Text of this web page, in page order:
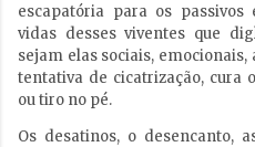
escapatória para os passivos
vidas desses viventes que
sejam elas sociais,
tentativa de cicatrização, cura
ou tiro no pé.
Os desatinos, o desencanto,